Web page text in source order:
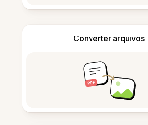
Converter arquivos